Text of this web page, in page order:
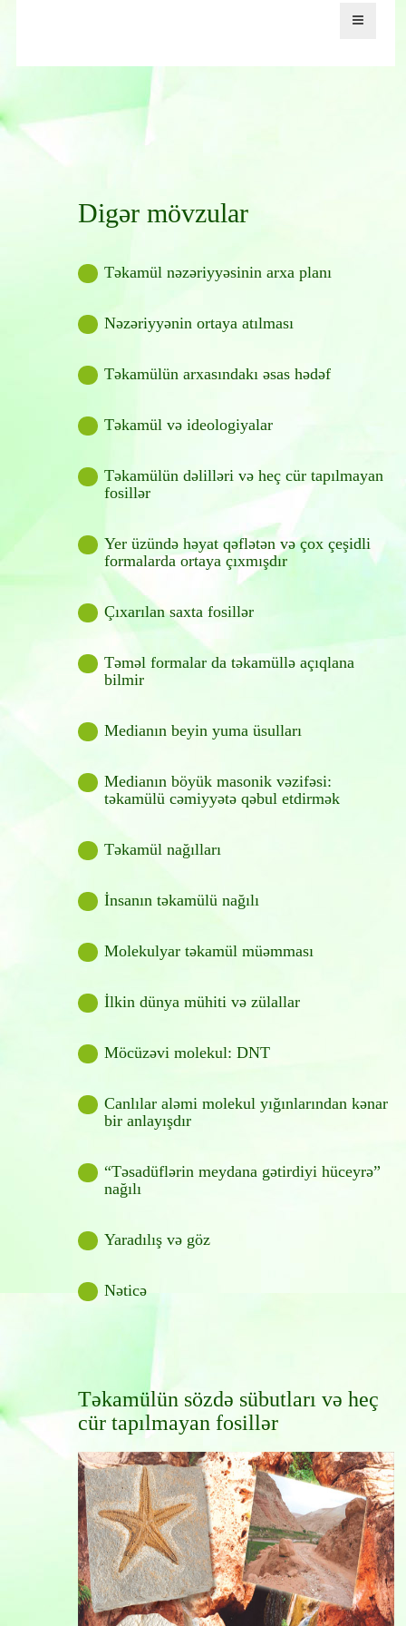
Digər mövzular
Təkamül nəzəriyyəsinin arxa planı
Nəzəriyyənin ortaya atılması
Təkamülün arxasındakı əsas hədəf
Təkamül və ideologiyalar
Təkamülün dəlilləri və heç cür tapılmayan
fosillər
Yer üzündə həyat qəflətən və çox çeşidli
formalarda ortaya çıxmışdır
Çıxarılan saxta fosillər
Təməl formalar da təkamüllə açıqlana
bilmir
Medianın beyin yuma üsulları
Medianın böyük masonik vəzifəsi:
təkamülü cəmiyyətə qəbul etdirmək
Təkamül nağılları
İnsanın təkamülü nağılı
Molekulyar təkamül müəmması
İlkin dünya mühiti və zülallar
Möcüzəvi molekul: DNT
Canlılar aləmi molekul yığınlarından kənar
bir anlayışdır
“Təsadüflərin meydana gətirdiyi hüceyrə”
nağılı
Yaradılış və göz
Nəticə
Təkamülün sözdə sübutları və heç
cür tapılmayan fosillər